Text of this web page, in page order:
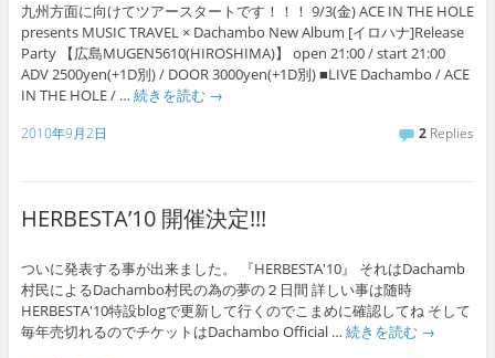
九州方面に向けてツアースタートです！！！ 9/3(金) ACE IN THE HOLE
presents MUSIC TRAVEL × Dachambo New Album [イロハナ]Release
Party 【広島MUGEN5610(HIROSHIMA)】 open 21:00 / start 21:00
ADV 2500yen(+1D別) / DOOR 3000yen(+1D別) ■LIVE Dachambo / ACE
IN THE HOLE / … 続きを読む →
2010年9月2日 2 Replies
HERBESTA’10 開催決定!!!
ついに発表する事が出来ました。 『HERBESTA'10』 それはDachamb
村民によるDachambo村民の為の夢の２日間 詳しい事は随時
HERBESTA'10特設blogで更新して行くのでこまめに確認してね そして
毎年売切れるのでチケットはDachambo Official … 続きを読む →